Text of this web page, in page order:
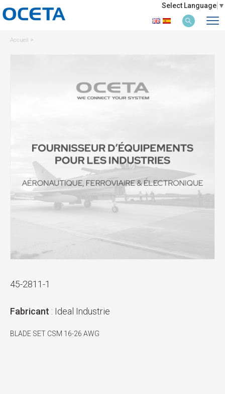
Select Language ▼
Accueil >
45-2811-1
Fabricant : Ideal Industrie
BLADE SET CSM 16-26 AWG